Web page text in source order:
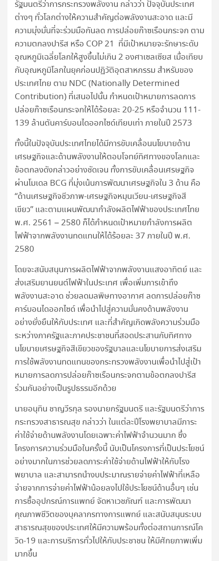
รัฐมนตรีว่าการกระทรวงพลังงาน กล่าวว่า ปัจจุบันประเทศ
ต่างๆ ทั่วโลกต่างให้ความสำคัญต่อพลังงานสะอาด และมี
ความมุ่งมั่นที่จะร่วมมือกันลด การปล่อยก๊าซเรือนกระจก ตาม
ความตกลงปารีส หรือ COP 21 ที่มีเป้าหมายจะรักษาระดับ
อุณหภูมิเฉลี่ยโลกให้สูงขึ้นไม่เกิน 2 องศาเซลเซียส เมื่อเทียบ
กับอุณหภูมิโลกในยุคก่อนปฏิวัติอุตสาหกรรม สำหรับของ
ประเทศไทย ตาม NDC (Nationally Determined
Contribution) ที่เสนอไปนั้น กำหนดเป้าหมายการลดการ
ปล่อยก๊าซเรือนกระจกให้ได้ร้อยละ 20-25 หรือจำนวน 111-
139 ล้านตันคาร์บอนไดออกไซด์เทียบเท่า ภายในปี 2573
ทั้งนี้ในปัจจุบันประเทศไทยได้มีการขับเคลื่อนนโยบายด้าน
เศรษฐกิจและด้านพลังงานให้ตอบโจทย์ทิศทางของโลกและ
ข้อตกลงดังกล่าวอย่างชัดเจน ทั้งการขับเคลื่อนเศรษฐกิจ
ผ่านโมเดล BCG ที่มุ่งเน้นการพัฒนาเศรษฐกิจใน 3 ด้าน คือ
“ด้านเศรษฐกิจชีวภาพ-เศรษฐกิจหมุนเวียน-เศรษฐกิจสี
เขียว” และตามแผนพัฒนากำลังผลิตไฟฟ้าของประเทศไทย
พ.ศ. 2561 – 2580 ก็ได้กำหนดเป้าหมายกำลังการผลิต
ไฟฟ้าจากพลังงานทดแทนให้ได้ร้อยละ 37 ภายในปี พ.ศ.
2580
โดยจะสนับสนุนการผลิตไฟฟ้าจากพลังงานแสงอาทิตย์ และ
ส่งเสริมยานยนต์ไฟฟ้าในประเทศ เพื่อเพิ่มการเข้าถึง
พลังงานสะอาด ช่วยลดมลพิษทางอากาศ ลดการปล่อยก๊าซ
คาร์บอนไดออกไซด์ เพื่อนำไปสู่ความมั่นคงด้านพลังงาน
อย่างยั่งยืนให้กับประเทศ และที่สำคัญเกิดพลังความร่วมมือ
ระหว่างภาครัฐและภาคประชาชนที่สอดประสานกับทิศทาง
นโยบายเศรษฐกิจสีเขียวของรัฐบาลและนโยบายการส่งเสริม
การใช้พลังงานทดแทนของกระทรวงพลังงานเพื่อนำไปสู่เป้า
หมายการลดการปล่อยก๊าซเรือนกระจกตามข้อตกลงปารีส
ร่วมกันอย่างเป็นรูปธรรมอีกด้วย
นายอนุทิน ชาญวีรกุล รองนายกรัฐมนตรี และรัฐมนตรีว่าการ
กระทรวงสาธารณสุข กล่าวว่า ในแต่ละปีโรงพยาบาลมีภาระ
ค่าใช้จ่ายด้านพลังงานโดยเฉพาะค่าไฟฟ้าจำนวนมาก ซึ่ง
โครงการความร่วมมือในครั้งนี้ นับเป็นโครงการที่เป็นประโยชน์
อย่างมากในการช่วยลดภาระค่าใช้จ่ายด้านไฟฟ้าให้กับโรง
พยาบาล และสามารถนำงบประมาณรายจ่ายค่าไฟฟ้าที่เหลือ
จ่ายจากการจ่ายค่าไฟฟ้าน้อยลงไปใช้ประโยชน์ด้านอื่นๆ เช่น
การซื้ออุปกรณ์การแพทย์ จัดหาเวชภัณฑ์ และการพัฒนา
คุณภาพชีวิตของบุคลากรทางการแพทย์ และสนับสนุนระบบ
สาธารณสุขของประเทศให้มีความพร้อมทั้งต่อสถานการณ์โค
วิด-19 และการบริการทั่วไปให้กับประชาชน ให้มีศักยภาพเพิ่ม
มากขึ้น